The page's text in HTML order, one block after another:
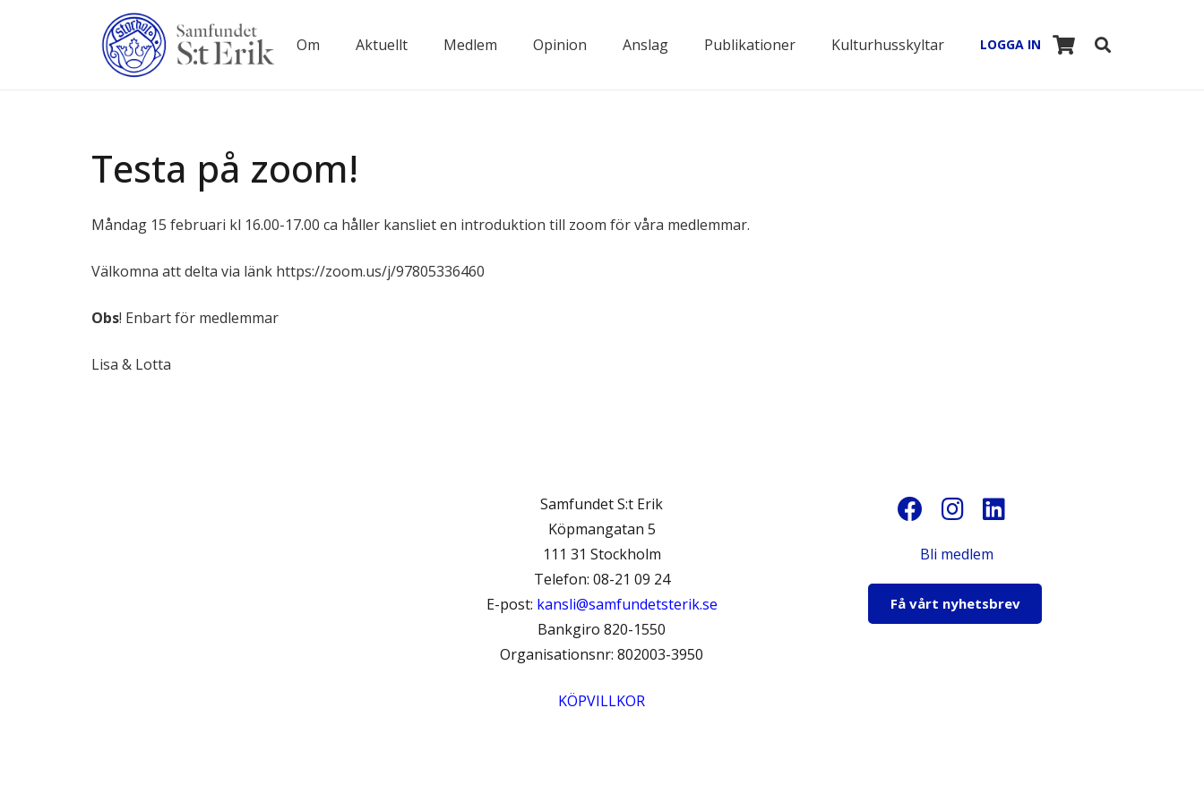
Om Aktuellt Medlem Opinion Anslag Publikationer Kulturhusskyltar LOGGA IN
Testa på zoom!
Måndag 15 februari kl 16.00-17.00 ca håller kansliet en introduktion till zoom för våra medlemmar.
Välkomna att delta via länk https://zoom.us/j/97805336460
Obs! Enbart för medlemmar
Lisa & Lotta
Samfundet S:t Erik
Köpmangatan 5
111 31 Stockholm
Telefon: 08-21 09 24
E-post: kansli@samfundetsterik.se
Bankgiro 820-1550
Organisationsnr: 802003-3950
KÖPVILLKOR
Bli medlem
Få vårt nyhetsbrev